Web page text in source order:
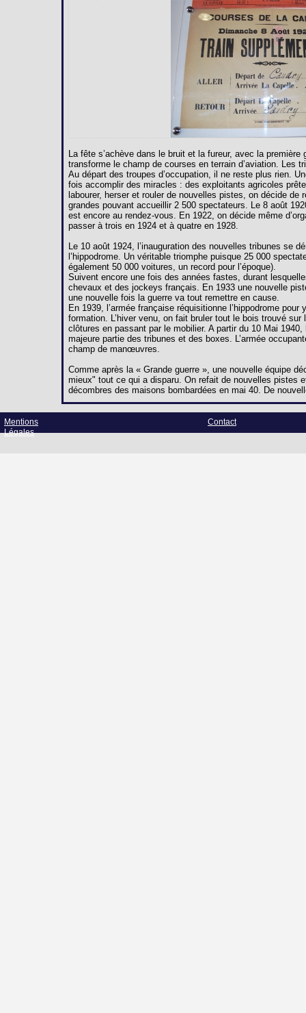
La fête s’achève dans le bruit et la fureur, avec la première
transforme le champ de courses en terrain d’aviation. Les
Au départ des troupes d’occupation, il ne reste plus rien.
fois accomplir des miracles : des exploitants agricoles
labourer, herser et rouler de nouvelles pistes, on décide de
grandes pouvant accueillir 2 500 spectateurs. Le 8 août
est encore au rendez-vous. En 1922, on décide même
passer à trois en 1924 et à quatre en 1928.
Le 10 août 1924, l’inauguration des nouvelles tribunes se
l’hippodrome. Un véritable triomphe puisque 25 000
également 50 000 voitures, un record pour l’époque).
Suivent encore une fois des années fastes, durant
chevaux et des jockeys français. En 1933 une nouvelle
une nouvelle fois la guerre va tout remettre en cause.
En 1939, l’armée française réquisitionne l’hippodrome
formation. L’hiver venu, on fait bruler tout le bois trouvé
clôtures en passant par le mobilier. A partir du 10 Mai
majeure partie des tribunes et des boxes. L’armée
champ de manœuvres.
Comme après la « Grande guerre », une nouvelle équipe
mieux" tout ce qui a disparu. On refait de nouvelles pistes
décombres des maisons bombardées en mai 40. De
Mentions
Légales
Contact